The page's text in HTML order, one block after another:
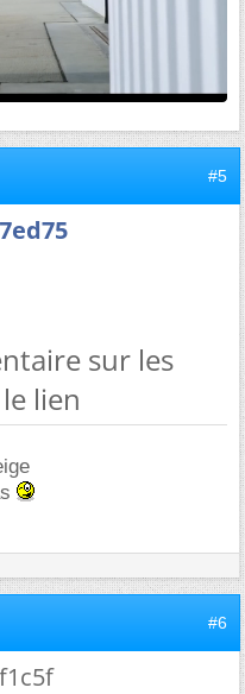
#5
sur les
lien
#6